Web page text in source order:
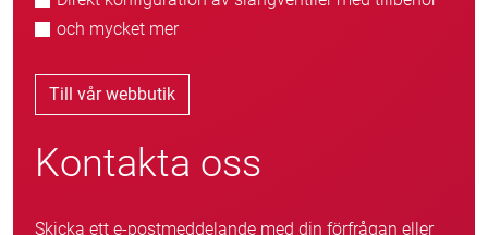
och mycket mer
Till vår webbutik
Kontakta oss
Skicka ett e-postmeddelande med din förfrågan eller